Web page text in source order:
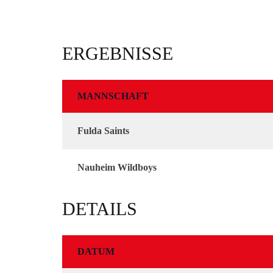
ERGEBNISSE
MANNSCHAFT
Fulda Saints
Nauheim Wildboys
DETAILS
DATUM